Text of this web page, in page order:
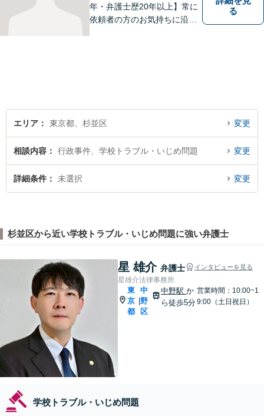
年・弁護士歴20年以上】常に
依頼者の方のお気持ちに沿っ
になります。
る
エリア 東京都、杉並区 変更
相談内容 行政事件、学校トラブル・いじめ問題 変更
詳細条件 未選択 変更
杉並区から近い学校トラブル・いじめ問題に強い弁護士
星 雄介 弁護士 インタビューを見る
星雄介法律事務所
東
京
都
|
中
野
区
中野駅か
ら徒歩5分
営業時間：10:00~1
9:00（土日祝日）
学校トラブル・いじめ問題